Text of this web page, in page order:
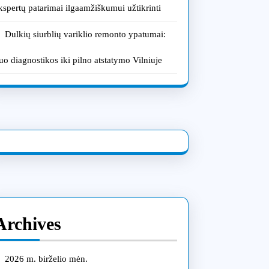
patarimai ilgaamžiškumui užtikrinti
Dulkių siurblių variklio remonto ypatumai:
diagnostikos iki pilno atstatymo Vilniuje
2026 m. birželio mėn.